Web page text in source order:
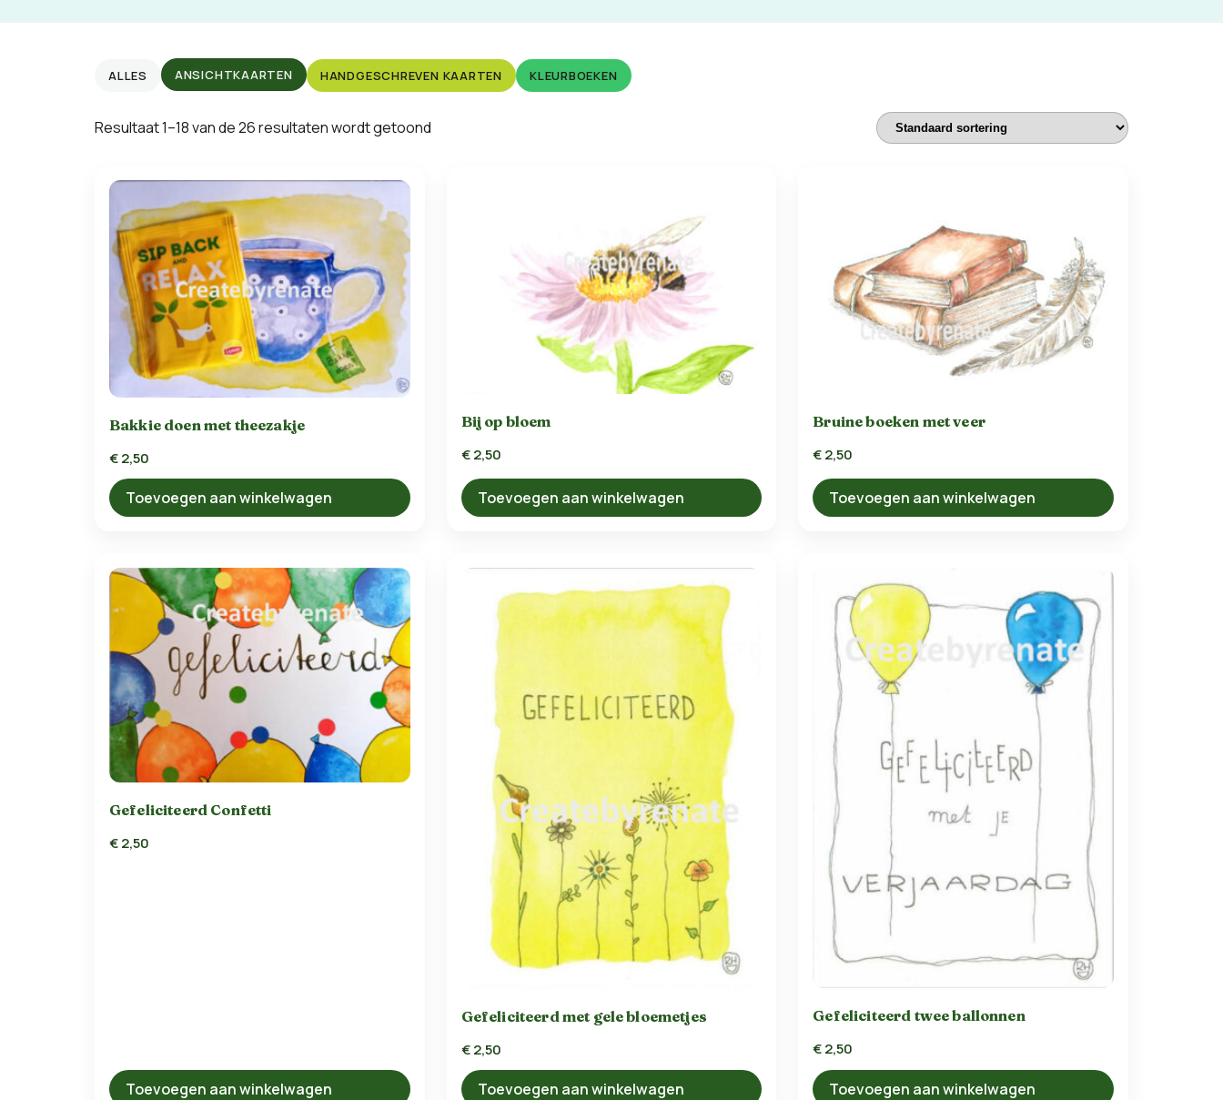
ALLES ANSICHTKAARTEN HANDGESCHREVEN KAARTEN KLEURBOEKEN
Resultaat 1–18 van de 26 resultaten wordt getoond
Bakkie doen met theezakje
€2,50
Toevoegen aan winkelwagen
Bij op bloem
€2,50
Toevoegen aan winkelwagen
Bruine boeken met veer
€2,50
Toevoegen aan winkelwagen
Gefeliciteerd Confetti
€2,50
Toevoegen aan winkelwagen
Gefeliciteerd met gele bloemetjes
€2,50
Toevoegen aan winkelwagen
Gefeliciteerd twee ballonnen
€2,50
Toevoegen aan winkelwagen